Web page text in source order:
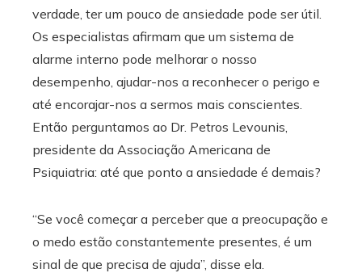
verdade, ter um pouco de ansiedade pode ser útil.
Os especialistas afirmam que um sistema de
alarme interno pode melhorar o nosso
desempenho, ajudar-nos a reconhecer o perigo e
até encorajar-nos a sermos mais conscientes.
Então perguntamos ao Dr. Petros Levounis,
presidente da Associação Americana de
Psiquiatria: até que ponto a ansiedade é demais?
“Se você começar a perceber que a preocupação e
o medo estão constantemente presentes, é um
sinal de que precisa de ajuda”, disse ela.